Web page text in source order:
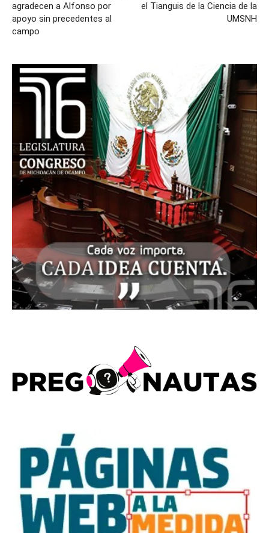
agradecen a Alfonso por
apoyo sin precedentes al
campo
el Tianguis de la Ciencia de la
UMSNH